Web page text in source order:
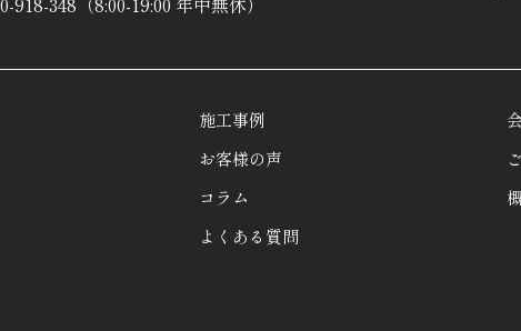
施工事例
お客様の声
コラム
よくある質問